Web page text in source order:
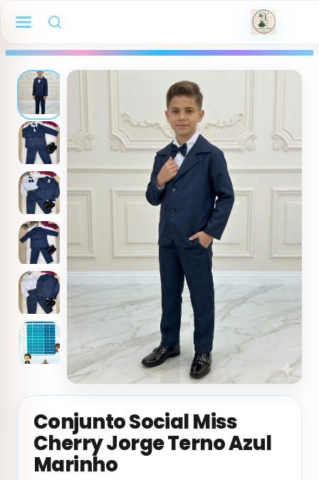
Conjunto Social Miss
Cherry Jorge Terno Azul
Marinho